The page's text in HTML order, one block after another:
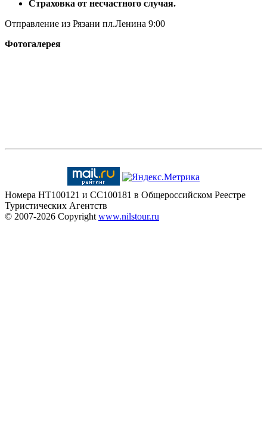
Страховка от несчастного случая.
Отправление из Рязани пл.Ленина 9:00
Фотогалерея
Номера HT100121 и CC100181 в Общероссийском Реестре
Туристических Агентств
© 2007-2026 Copyright www.nilstour.ru